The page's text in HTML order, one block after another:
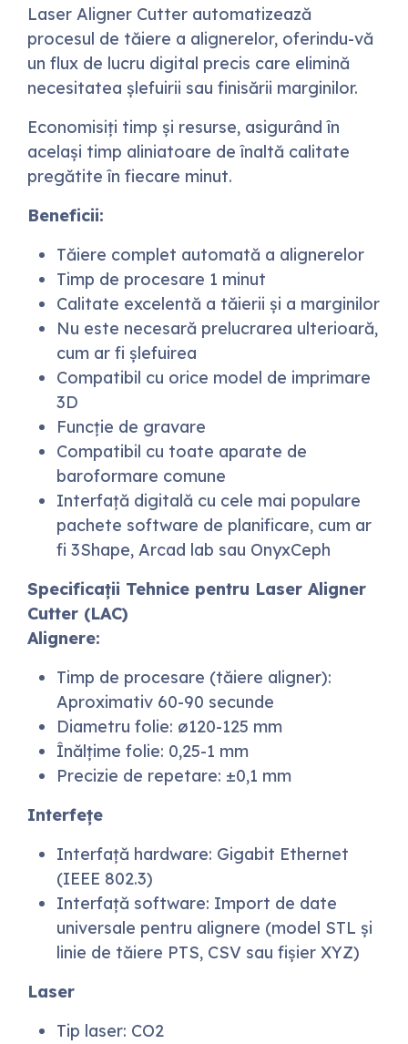
Laser Aligner Cutter automatizează
procesul de tăiere a alignerelor, oferindu-vă
un flux de lucru digital precis care elimină
necesitatea șlefuirii sau finisării marginilor.
Economisiți timp și resurse, asigurând în
același timp aliniatoare de înaltă calitate
pregătite în fiecare minut.
Beneficii:
Tăiere complet automată a alignerelor
Timp de procesare 1 minut
Calitate excelentă a tăierii și a marginilor
Nu este necesară prelucrarea ulterioară,
cum ar fi șlefuirea
Compatibil cu orice model de imprimare
3D
Funcție de gravare
Compatibil cu toate aparate de
baroformare comune
Interfață digitală cu cele mai populare
pachete software de planificare, cum ar
fi 3Shape, Arcad lab sau OnyxCeph
Specificații Tehnice pentru Laser Aligner
Cutter (LAC)
Alignere:
Timp de procesare (tăiere aligner):
Aproximativ 60-90 secunde
Diametru folie: ø120-125 mm
Înălțime folie: 0,25-1 mm
Precizie de repetare: ±0,1 mm
Interfețe
Interfață hardware: Gigabit Ethernet
(IEEE 802.3)
Interfață software: Import de date
universale pentru alignere (model STL și
linie de tăiere PTS, CSV sau fișier XYZ)
Laser
Tip laser: CO2